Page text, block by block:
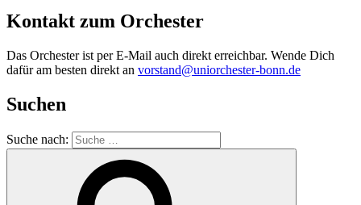
Kontakt zum Orchester
Das Orchester ist per E-Mail auch direkt erreichbar. Wende Dich
dafür am besten direkt an vorstand@uniorchester-bonn.de
Suchen
Suche nach: